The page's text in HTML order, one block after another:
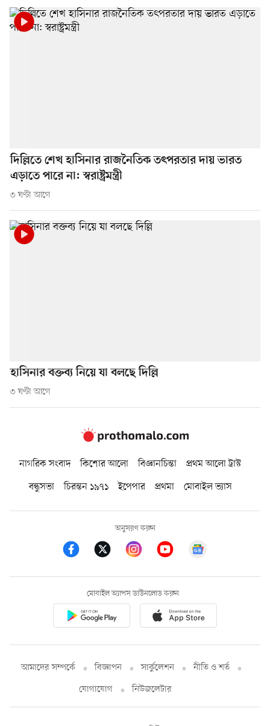
দিল্লিতে শেখ হাসিনার রাজনৈতিক তৎপরতার দায় ভারত
এড়াতে পারে না: স্বরাষ্ট্রমন্ত্রী
৩ ঘণ্টা আগে
হাসিনার বক্তব্য নিয়ে যা বলছে দিল্লি
৩ ঘণ্টা আগে
নাগরিক সংবাদ কিশোর আলো বিজ্ঞানচিন্তা
প্রথম আলো ট্রাস্ট
বন্ধুসভা
চিরন্তন ১৯৭১ ইপেপার প্রথমা মোবাইল ভ্যাস
অনুসরণ করুন
মোবাইল অ্যাপস ডাউনলোড করুন
আমাদের সম্পর্কে বিজ্ঞাপন সার্কুলেশন
নীতি ও শর্ত
যোগাযোগ
নিউজলেটার